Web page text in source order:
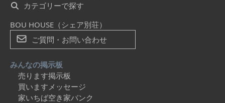
カテゴリーで探す
BOU HOUSE（シェア別荘）
ご質問・お問い合わせ
みんなの掲示板
売ります掲示板
買いますメッセージ
家いちば空き家バンク